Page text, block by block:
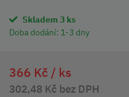
Skladem 3 ks
Doba dodání: 1-3 dny
366 Kč / ks
302,48 Kč bez DPH